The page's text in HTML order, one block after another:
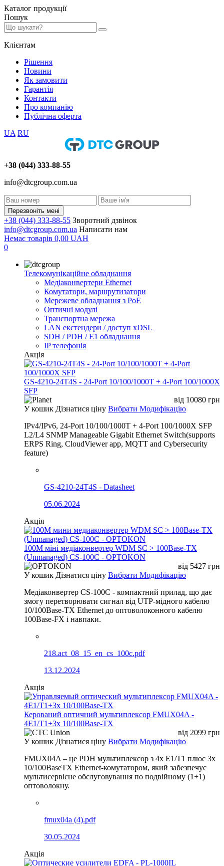
Каталог продукції
Пошук
Клієнтам
Рішення
Новини
Як замовити
Гарантія
Контакти
Про компанію
Публічна оферта
UA RU
+38 (044) 333-88-55
info@dtcgroup.com.ua
Перезвоніть мені
+38 (044) 333-88-55 Зворотний дзвінок
info@dtcgroup.com.ua Написати нам
Немає товарів 0,00 UAH
0
Телекомунікаційне обладнання
Медіаконвертери Ethernet
Комутатори, маршрутизатори
Мережеве обладнання з PoE
Оптичні модулі
Транспортна мережа
LAN екстендери / доступ xDSL
SDH / PDH / E1 обладнання
IP телефонія
Акція
GS-4210-24T4S - 24-Port 10/100/1000T + 4-Port 100/1000X
SFP
від 10080 грн
У кошик Дізнатися ціну Вибрати Модифікацію
IPv4/IPv6, 24-Port 10/100/1000T + 4-Port 100/1000X SFP
L2/L4 SNMP Manageable Gigabit Ethernet Switch(supports
ERPS Ring, CloudViewer app, MQTT and Cybersecurity
feature)
GS-4210-24T4S - Datasheet
05.06.2024
Акція
100М міні медіаконвертер WDM SC > 100Base-TX
(Unmanaged) CS-100C - OPTOKON
від 5427 грн
У кошик Дізнатися ціну Вибрати Модифікацію
Медіаконвертер CS-100C - компактний прилад, що дає
змогу перетворювати сигнал від UTP-мідного кабелю
10/100Base-TX Ethernet до оптоволоконного кабелю
100Base-FX і навпаки.
218.act_08_15_en_cs_100c.pdf
13.12.2024
Акція
Керований оптичний мультиплексор FMUX04A -
4E1/T1+3x 10/100Base-TX
від 2099 грн
У кошик Дізнатися ціну Вибрати Модифікацію
FMUX04A – це PDH мультиплексор з 4x E1/T1 плюс 3x
10/100BaseTX Ethernet-комутатором, який забезпечує
мультисервісне обслуговування по подвійному (1+1)
оптоволокну.
fmux04a (4).pdf
30.05.2024
Акція